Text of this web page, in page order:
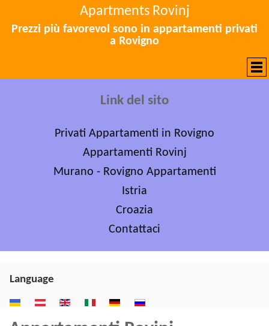
Apartments Rovinj
Prezzi più favorevol sono in appartamenti privati
a Rovigno
Link del sito
Privati Appartamenti in Rovigno
Appartamenti Rovinj
Murano - Rovigno Appartamenti
Istria
Croazia
Contattaci
Language